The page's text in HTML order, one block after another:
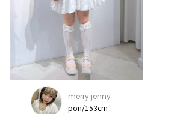
merry jenny
pon/153cm